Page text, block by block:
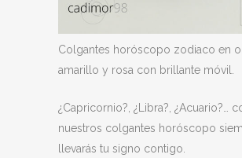
Colgantes horóscopo zodiaco en
amarillo y rosa con brillante móvil.
¿Capricornio?, ¿Libra?, ¿Acuario?…
nuestros colgantes horóscopo
llevarás tu signo contigo.